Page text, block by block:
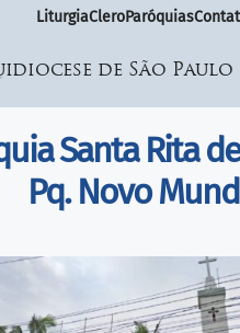
LiturgiaCleroParóquias
de São Paulo
Santa Rita
Pq. Novo